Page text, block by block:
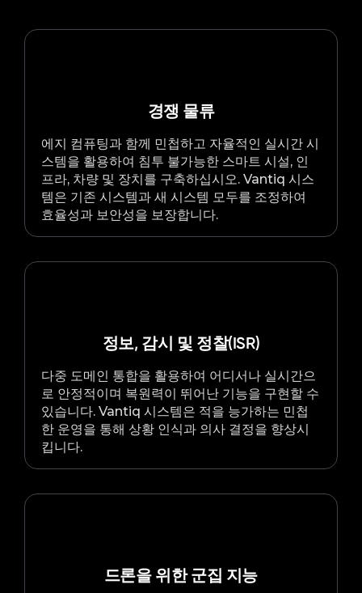
경쟁 물류
에지 컴퓨팅과 함께 민첩하고 자율적인 실시간 시
스템을 활용하여 침투 불가능한 스마트 시설, 인
프라, 차량 및 장치를 구축하십시오. Vantiq 시스
템은 기존 시스템과 새 시스템 모두를 조정하여
효율성과 보안성을 보장합니다.
정보, 감시 및 정찰(ISR)
다중 도메인 통합을 활용하여 어디서나 실시간으
로 안정적이며 복원력이 뛰어난 기능을 구현할 수
있습니다. Vantiq 시스템은 적을 능가하는 민첩
한 운영을 통해 상황 인식과 의사 결정을 향상시
킵니다.
드론을 위한 군집 지능